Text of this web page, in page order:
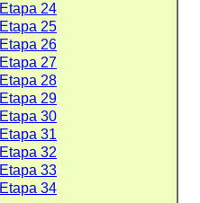
Etapa 24
Etapa 25
Etapa 26
Etapa 27
Etapa 28
Etapa 29
Etapa 30
Etapa 31
Etapa 32
Etapa 33
Etapa 34